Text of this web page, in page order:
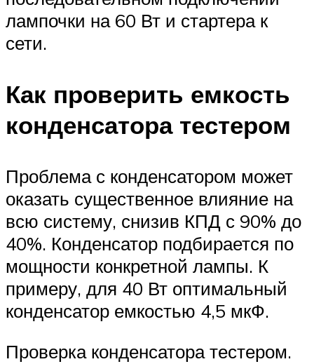
лампочки на 60 Вт и стартера к
сети.
Как проверить емкость
конденсатора тестером
Проблема с конденсатором может
оказать существенное влияние на
всю систему, снизив КПД с 90% до
40%. Конденсатор подбирается по
мощности конкретной лампы. К
примеру, для 40 Вт оптимальный
конденсатор емкостью 4,5 мкФ.
Проверка конденсатора тестером.